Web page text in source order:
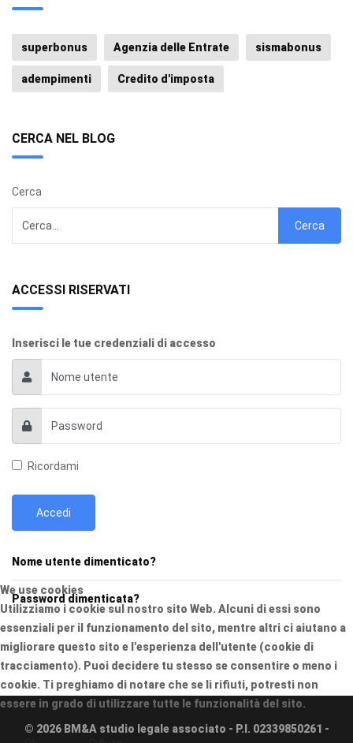
superbonus Agenzia delle Entrate sismabonus
adempimenti Credito d'imposta
CERCA NEL BLOG
Cerca
Cerca
ACCESSI RISERVATI
Inserisci le tue credenziali di accesso
Ricordami
Accedi
Nome utente dimenticato?
Password dimenticata?
© 2026 BM&A studio legale associato - P.I. 02339850261 -
We use cookies
Utilizziamo i cookie sul nostro sito Web. Alcuni di essi sono
essenziali per il funzionamento del sito, mentre altri ci aiutano a
migliorare questo sito e l'esperienza dell'utente (cookie di
tracciamento). Puoi decidere tu stesso se consentire o meno i
cookie. Ti preghiamo di notare che se li rifiuti, potresti non
essere in grado di utilizzare tutte le funzionalità del sito.